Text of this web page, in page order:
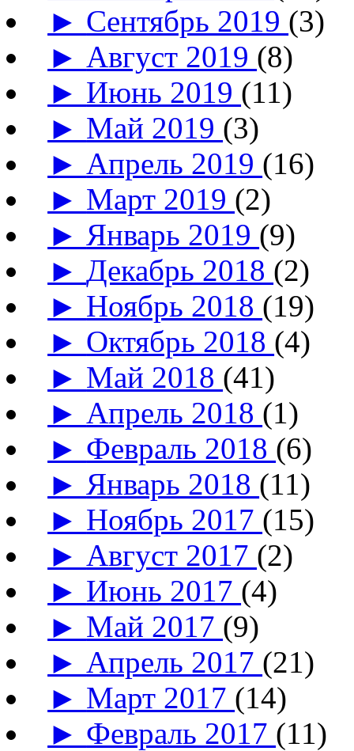
► Сентябрь 2019 (3)
► Август 2019 (8)
► Июнь 2019 (11)
► Май 2019 (3)
► Апрель 2019 (16)
► Март 2019 (2)
► Январь 2019 (9)
►Декабрь 2018 (2)
► Ноябрь 2018 (19)
► Октябрь 2018 (4)
► Май 2018 (41)
► Апрель 2018 (1)
► Февраль 2018 (6)
► Январь 2018 (11)
► Ноябрь 2017 (15)
► Август 2017 (2)
► Июнь 2017 (4)
► Май 2017 (9)
► Апрель 2017 (21)
► Март 2017 (14)
► Февраль 2017 (11)